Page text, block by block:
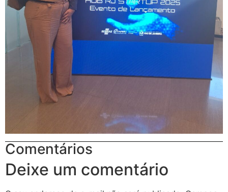
Comentários
Deixe um comentário